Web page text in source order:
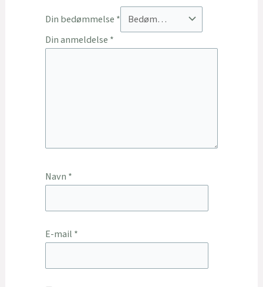
Din bedømmelse *
Din anmeldelse *
Navn *
E-mail *